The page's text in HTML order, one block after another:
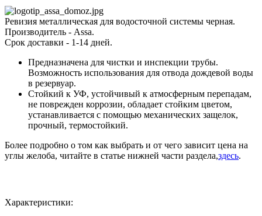
Ревизия металлическая для водосточной системы черная.
Производитель - Assa.
Срок доставки - 1-14 дней.
Предназначена для чистки и инспекции трубы.
Возможность использования для отвода дождевой воды
в резервуар.
Стойкий к УФ, устойчивый к атмосферным перепадам,
не поврежден коррозии, обладает стойким цветом,
устанавливается с помощью механических защелок,
прочный, термостойкий.
Более подробно о том как выбрать и от чего зависит цена на
углы желоба, читайте в статье нижней части раздела,здесь.
Характеристики: